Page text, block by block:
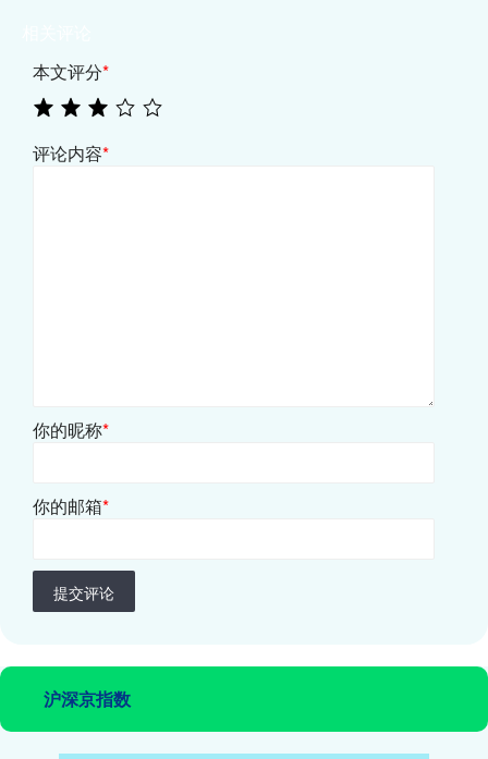
本文评分*
评论内容*
你的昵称*
你的邮箱*
提交评论
沪深京指数